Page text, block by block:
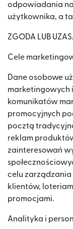
odpowiadania
użytkownika, a
ZGODA LUB
Cele
Dane osobowe
marketingowych
komunikatów
promocyjnych
pocztą
reklam
zainteresowań
celu
klientów,
promocjami.
Analityka i